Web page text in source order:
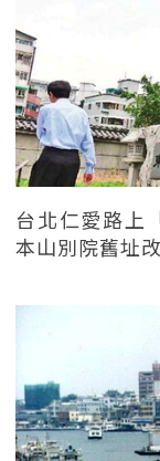
台北仁愛路上
本山別院舊址